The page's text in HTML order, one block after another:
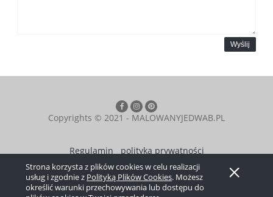
Strona korzysta z plików cookies w celu realizacji
usług i zgodnie z Polityką Plików Cookies. Możesz
określić warunki przechowywania lub dostępu do
Wyślij
Copyrights © 2021 - MALOWANYJEDWAB.PL
Regulamin polityka prywatności
Pokaż pełną wersję strony